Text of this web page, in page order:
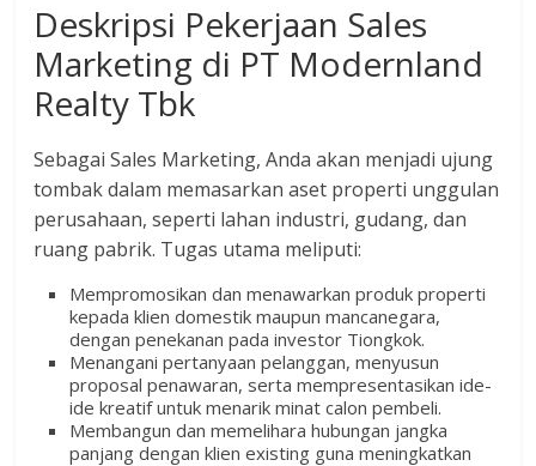
Deskripsi Pekerjaan Sales
Marketing di PT Modernland
Realty Tbk
Sebagai Sales Marketing, Anda akan menjadi ujung
tombak dalam memasarkan aset properti unggulan
perusahaan, seperti lahan industri, gudang, dan
ruang pabrik. Tugas utama meliputi:
Mempromosikan dan menawarkan produk properti
kepada klien domestik maupun mancanegara,
dengan penekanan pada investor Tiongkok.
Menangani pertanyaan pelanggan, menyusun
proposal penawaran, serta mempresentasikan ide-
ide kreatif untuk menarik minat calon pembeli.
Membangun dan memelihara hubungan jangka
panjang dengan klien existing guna meningkatkan